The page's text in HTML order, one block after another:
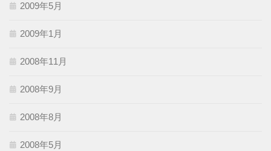
2009年5月
2009年1月
2008年11月
2008年9月
2008年8月
2008年5月